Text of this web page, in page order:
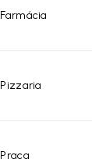
Farmácia
Pizzaria
Praça